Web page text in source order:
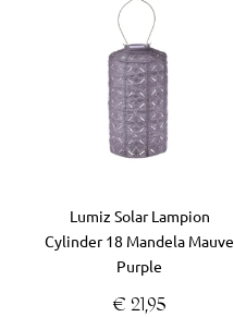
Lumiz Solar Lampion
Cylinder 18 Mandela Mauve
Purple
€ 21,95